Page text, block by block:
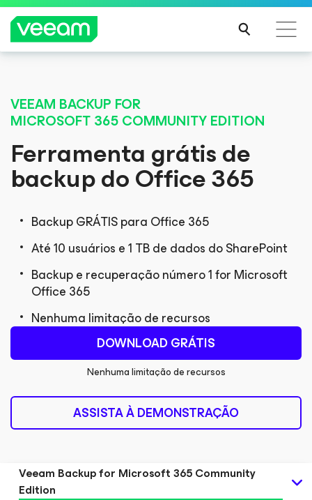
pela atualização de conteúdo da CrowdStrike
LEIA
VEEAM BACKUP FOR
MICROSOFT 365COMMUNITY EDITION
Ferramenta grátis de
backupdo Office 365
Backup GRÁTIS para Office 365
Até 10 usuários e 1 TB de dados do SharePoint
Backup e recuperação número 1 for Microsoft
Office 365
Nenhuma limitação de recursos
DOWNLOAD GRÁTIS
Nenhuma limitação de recursos
ASSISTA À DEMONSTRAÇÃO
Veeam Backupfor Microsoft 365Community
Edition